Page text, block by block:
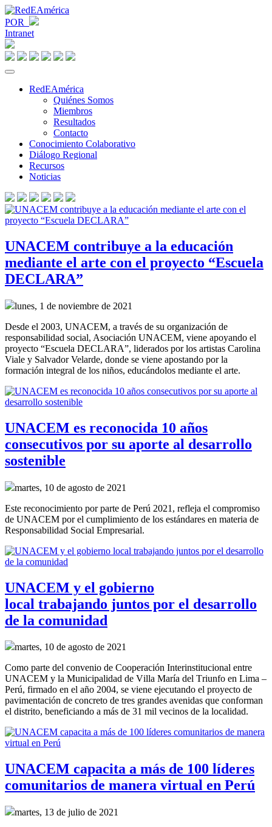
POR
Intranet
RedEAmérica
Quiénes Somos
Miembros
Resultados
Contacto
Conocimiento Colaborativo
Diálogo Regional
Recursos
Noticias
UNACEM contribuye a la educación
mediante el arte con el proyecto “Escuela
DECLARA”
lunes, 1 de noviembre de 2021
Desde el 2003, UNACEM, a través de su organización de
responsabilidad social, Asociación UNACEM, viene apoyando el
proyecto “Escuela DECLARA”, liderados por los artistas Carolina
Viale y Salvador Velarde, donde se viene apostando por la
formación integral de los niños, educándolos mediante el arte.
UNACEM es reconocida 10 años
consecutivos por su aporte al desarrollo
sostenible
martes, 10 de agosto de 2021
Este reconocimiento por parte de Perú 2021, refleja el compromiso
de UNACEM por el cumplimiento de los estándares en materia de
Responsabilidad Social Empresarial.
UNACEM y el gobierno
local trabajando juntos por el desarrollo
de la comunidad
martes, 10 de agosto de 2021
Como parte del convenio de Cooperación Interinstitucional entre
UNACEM y la Municipalidad de Villa María del Triunfo en Lima –
Perú, firmado en el año 2004, se viene ejecutando el proyecto de
pavimentación de concreto de tres grandes avenidas que conforman
el distrito, beneficiando a más de 31 mil vecinos de la localidad.
UNACEM capacita a más de 100 líderes
comunitarios de manera virtual en Perú
martes, 13 de julio de 2021